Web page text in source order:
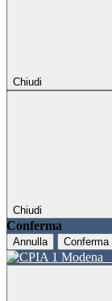
Chiudi
Chiudi
Conferma
Annulla Conferma